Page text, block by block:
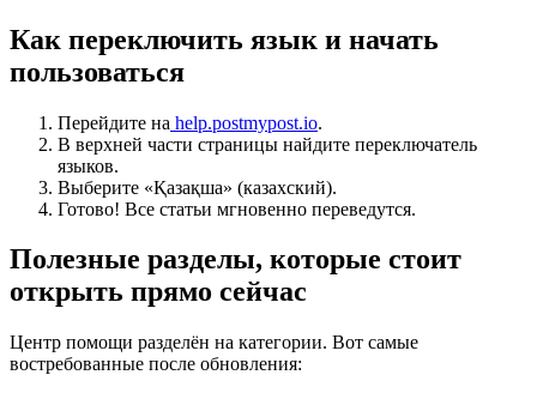
Как переключить язык и начать
пользоваться
Перейдите на help.postmypost.io.
В верхней части страницы найдите переключатель
языков.
Выберите «Қазақша» (казахский).
Готово! Все статьи мгновенно переведутся.
Полезные разделы, которые стоит
открыть прямо сейчас
Центр помощи разделён на категории. Вот самые
востребованные после обновления: